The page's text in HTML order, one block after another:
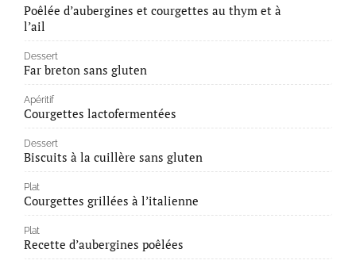
Poêlée d’aubergines et courgettes au thym et à
l’ail
Dessert
Far breton sans gluten
Apéritif
Courgettes lactofermentées
Dessert
Biscuits à la cuillère sans gluten
Plat
Courgettes grillées à l’italienne
Plat
Recette d’aubergines poêlées